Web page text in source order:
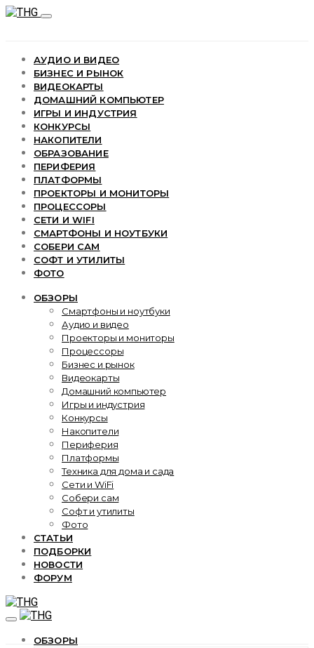
АУДИО И ВИДЕО
БИЗНЕС И РЫНОК
ВИДЕОКАРТЫ
ДОМАШНИЙ КОМПЬЮТЕР
ИГРЫ И ИНДУСТРИЯ
КОНКУРСЫ
НАКОПИТЕЛИ
ОБРАЗОВАНИЕ
ПЕРИФЕРИЯ
ПЛАТФОРМЫ
ПРОЕКТОРЫ И МОНИТОРЫ
ПРОЦЕССОРЫ
СЕТИ И WIFI
СМАРТФОНЫ И НОУТБУКИ
СОБЕРИ САМ
СОФТ И УТИЛИТЫ
ФОТО
ОБЗОРЫ
Смартфоны и ноутбуки
Аудио и видео
Проекторы и мониторы
Процессоры
Бизнес и рынок
Видеокарты
Домашний компьютер
Игры и индустрия
Конкурсы
Накопители
Периферия
Платформы
Техника для дома и сада
Сети и WiFi
Собери сам
Софт и утилиты
Фото
СТАТЬИ
ПОДБОРКИ
НОВОСТИ
ФОРУМ
ОБЗОРЫ